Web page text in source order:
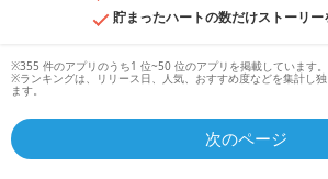
貯まったハートの数だけストーリー
※355 件のアプリのうち1 位~50 位のアプリを掲載しています。
※ランキングは、リリース日、人気、おすすめ度などを集計し
ます。
次のページ